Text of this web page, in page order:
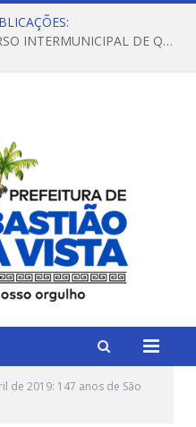
REGULAMENTO DO X CONCURSO INTERMUNICIPAL DE QUADRILHAS JUNINAS – 2026 – ARRAIÁ DA VENEZA
de 2019: 147 anos de São